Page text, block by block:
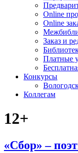
Online
Online
Заказ и
Платные
Конкурсы
Коллегам
12+
«Сбор» –